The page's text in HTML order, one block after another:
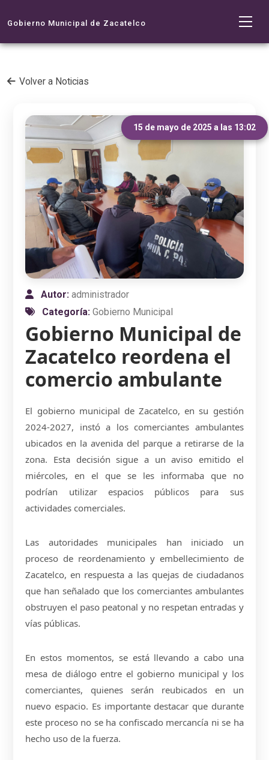
Gobierno Municipal de Zacatelco
Volver a Noticias
15 de mayo de 2025 a las 13:02
Autor:administrador
Categoría:Gobierno Municipal
Gobierno Municipal de
Zacatelco reordena el
comercio ambulante
El gobierno municipal de Zacatelco, en su gestión
2024-2027, instó a los comerciantes ambulantes
ubicados en la avenida del parque a retirarse de la
zona. Esta decisión sigue a un aviso emitido el
miércoles, en el que se les informaba que no
podrían utilizar espacios públicos para sus
actividades comerciales.
Las autoridades municipales han iniciado un
proceso de reordenamiento y embellecimiento de
Zacatelco, en respuesta a las quejas de ciudadanos
que han señalado que los comerciantes ambulantes
obstruyen el paso peatonal y no respetan entradas y
vías públicas.
En estos momentos, se está llevando a cabo una
mesa de diálogo entre el gobierno municipal y los
comerciantes, quienes serán reubicados en un
nuevo espacio. Es importante destacar que durante
este proceso no se ha confiscado mercancía ni se ha
hecho uso de la fuerza.